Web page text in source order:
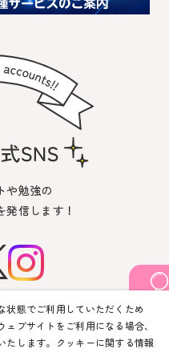
や勉強の
発信します！
状態でご利用していただくため
ブサイトをご利用になる場合、
たします。クッキーに関する情報